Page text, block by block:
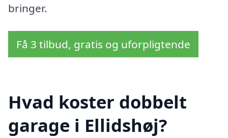
bringer.
Få 3 tilbud, gratis og uforpligtende
Hvad koster dobbelt
garage i Ellidshøj?